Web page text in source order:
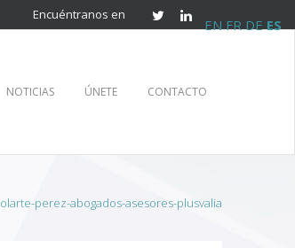
Encuéntranos en
NOTICIAS ÚNETE CONTACTO
olarte-perez-abogados-asesores-plusvalia
EN FR DE ES